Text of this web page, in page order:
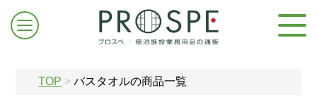
TOP > バスタオルの商品一覧